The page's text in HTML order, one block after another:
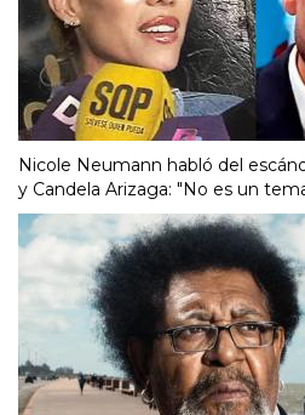
Nicole Neumann habló del
y Candela Arizaga: "No es un